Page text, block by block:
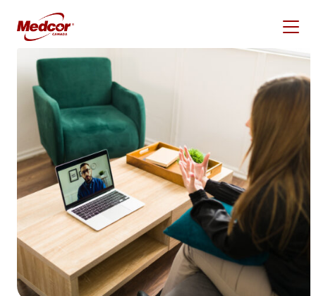
content
Qu’est-ce que tu
cherches?